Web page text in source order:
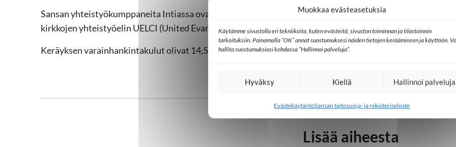
Muokkaa evästeasetuksia
Käytämme sivustolla eri tekniikoita, kuten evästeitä, sivuston toiminnan ja tilastoinnin
tarkoituksiin. Painamalla ”OK” annat suostumuksesi näiden tietojen keräämiseen ja käyttöön.
hallita suostumuksiasi kohdassa ”Hallinnoi palveluja”.
Hyväksy Kiellä Hallinnoi palveluja
EvästekäytäntöSansan tietosuoja- ja rekisteriseloste
Sansan yhteistyökumppaneita Intiassa ovat TWR (Trans World Radio) ja luterilaisten
kirkkojen yhteistyöelin UELCI (United Evangelical Lutheran Churches in India).
Keräyksen varainhankintakulut olivat 14,5 prosenttia.
Lisää aiheesta